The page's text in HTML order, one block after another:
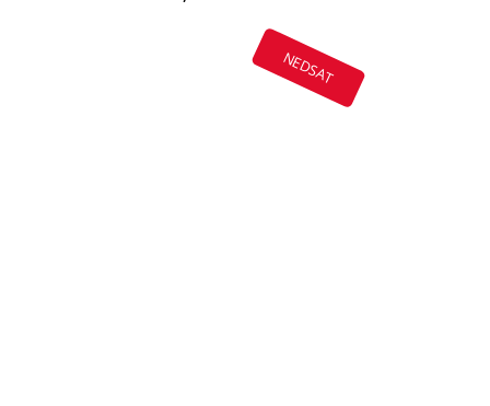
NEDSAT